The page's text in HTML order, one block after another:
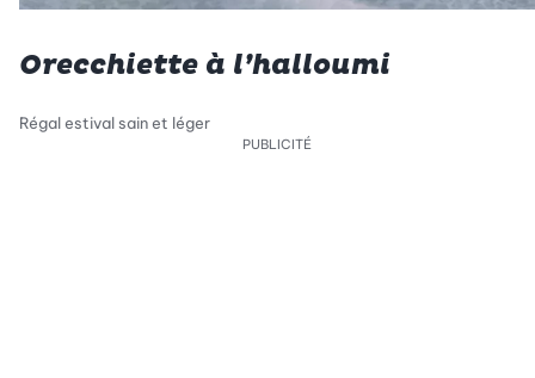
Orecchiette à l’halloumi
Régal estival sain et léger
PUBLICITÉ